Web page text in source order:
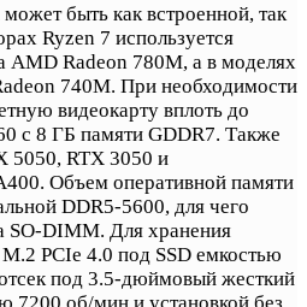
быть как встроенной, так
Ryzen 7 используется
AMD Radeon 780M, а в моделях
740M. При необходимости
видеокарту вплоть до
с 8 ГБ памяти GDDR7. Также
5050, RTX 3050 и
Объем оперативной памяти
DDR5-5600, для чего
SO-DIMM. Для хранения
PCIe 4.0 под SSD емкостью
под 3.5-дюймовый жесткий